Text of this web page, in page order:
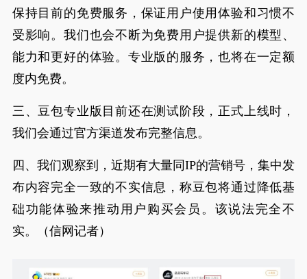
保持目前的免费服务，保证用户使用体验和习惯不
受影响。我们也会不断为免费用户提供新的模型、
能力和更好的体验。专业版的服务，也将在一定额
度内免费。
三、豆包专业版目前还在测试阶段，正式上线时，
我们会通过官方渠道发布完整信息。
四、我们观察到，近期有大量同IP的营销号，集中发
布内容完全一致的不实信息，称豆包将通过降低基
础功能体验来推动用户购买会员。该说法完全不
实。（信网记者）